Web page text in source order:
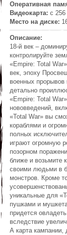
Оперативная
Видеокарта: с
Место на диске:
Описание:
18-й век –
контролируйте
«Empire: Total
век, эпоху
военных
детально
«Empire: Total
нововведений,
«Total War» вы
кораблями и
полных
играют огромную
позорном
ближе и возьмите
своими людьми в
монстров. Кроме
уникальные для
пушками и
придется
вследствие
А карта